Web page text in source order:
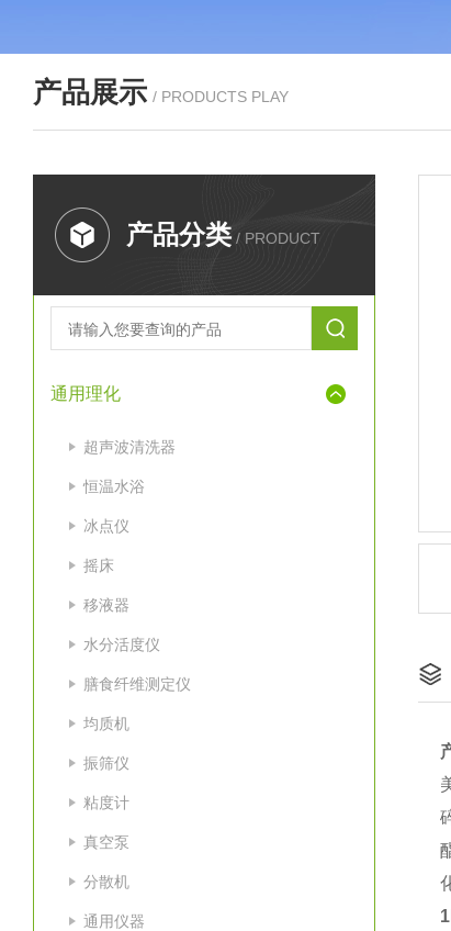
产品展示 / PRODUCTS PLAY
产品分类 / PRODUCT
通用理化
超声波清洗器
恒温水浴
冰点仪
摇床
移液器
水分活度仪
膳食纤维测定仪
均质机
振筛仪
粘度计
真空泵
分散机
通用仪器